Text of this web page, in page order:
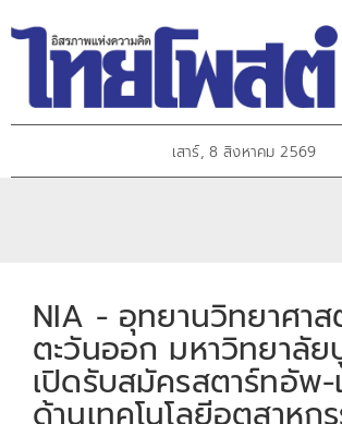
เสาร์, 8 สิงหาคม 2569
NIA - อุทยานวิทยาศาส
ตะวันออก มหาวิทยาลัย
เปิดรับสมัครสตาร์ทอัพ-
ด้านเทคโนโลยีอุตสาหก